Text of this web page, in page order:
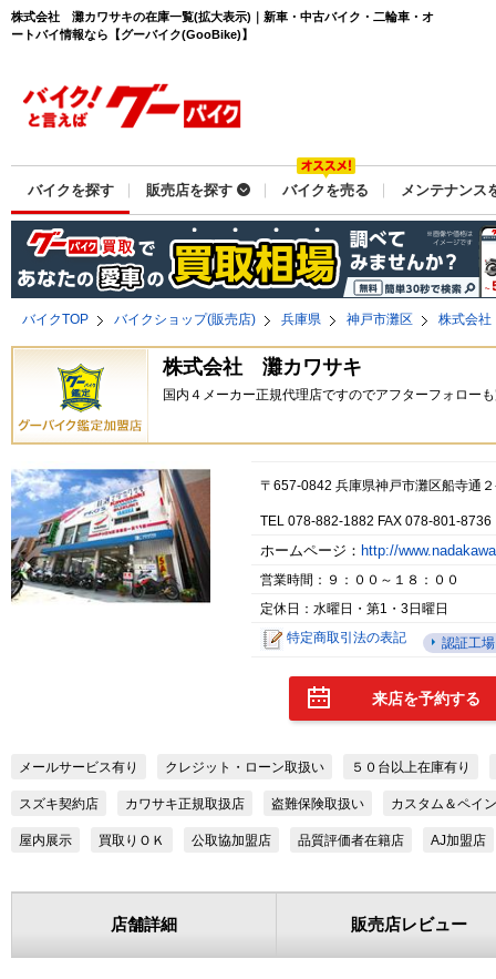
株式会社 灘カワサキの在庫一覧(拡大表示)｜新車・中古バイク・二輪車・オ
ートバイ情報なら【グーバイク(GooBike)】
バイクを探す 販売店を探す バイクを売る メンテナンス
バイクTOP バイクショップ(販売店) 兵庫県 神戸市灘区 株式会
株式会社 灘カワサキ
国内４メーカー正規代理店ですのでアフターフォロー
〒657-0842 兵庫県神戸市灘区船寺通
TEL 078-882-1882 FAX 078-801-8736
ホームページ： http://
営業時間：９：００～１８：００
定休日：水曜日・第1・3日曜日
特定商取引法の表記
認証工
来店を予約する
メールサービス有り クレジット・ローン取扱い ５０台以上在庫有り
スズキ契約店 カワサキ正規取扱店 盗難保険取扱い カスタム＆ペイ
屋内展示 買取りＯＫ 公取協加盟店 品質評価者在籍店 AJ加盟店
店舗詳細 販売店レビュー